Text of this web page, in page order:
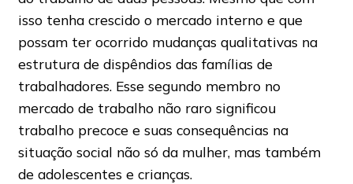
isso tenha crescido o mercado interno e que
possam ter ocorrido mudanças qualitativas na
estrutura de dispêndios das famílias de
trabalhadores. Esse segundo membro no
mercado de trabalho não raro significou
trabalho precoce e suas consequências na
situação social não só da mulher, mas também
de adolescentes e crianças.